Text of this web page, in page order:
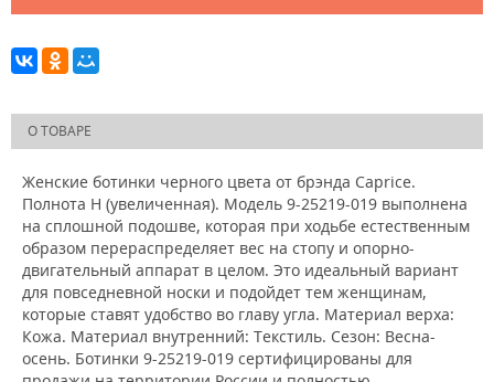
О ТОВАРЕ
Женские ботинки черного цвета от брэнда Caprice.
Полнота H (увеличенная). Модель 9-25219-019 выполнена
на сплошной подошве, которая при ходьбе естественным
образом перераспределяет вес на стопу и опорно-
двигательный аппарат в целом. Это идеальный вариант
для повседневной носки и подойдет тем женщинам,
которые ставят удобство во главу угла. Материал верха:
Кожа. Материал внутренний: Текстиль. Сезон: Весна-
осень. Ботинки 9-25219-019 сертифицированы для